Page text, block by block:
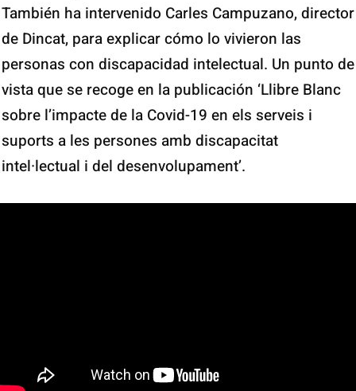
También ha intervenido Carles Campuzano, director
de Dincat, para explicar cómo lo vivieron las
personas con discapacidad intelectual. Un punto de
vista que se recoge en la publicación ‘Llibre Blanc
sobre l’impacte de la Covid-19 en els serveis i
suports a les persones amb discapacitat
intel·lectual i del desenvolupament’.